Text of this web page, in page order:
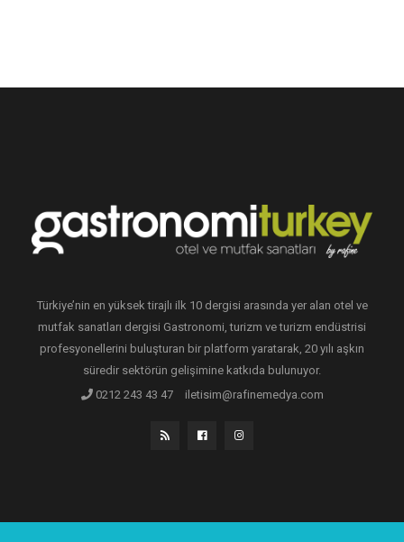
Türkiye’nin en yüksek tirajlı ilk 10 dergisi arasında yer alan otel ve
mutfak sanatları dergisi Gastronomi, turizm ve turizm endüstrisi
profesyonellerini buluşturan bir platform yaratarak, 20 yılı aşkın
süredir sektörün gelişimine katkıda bulunuyor.
0212 243 43 47
iletisim@rafinemedya.com